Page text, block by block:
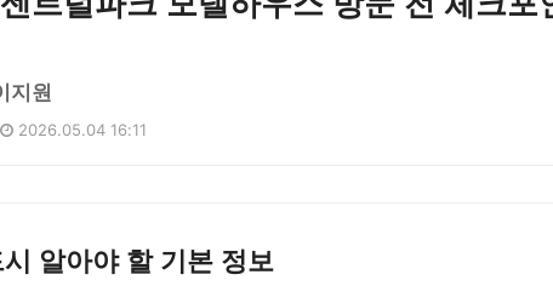
지원
2026.05.04 16:11
알아야 할 기본 정보